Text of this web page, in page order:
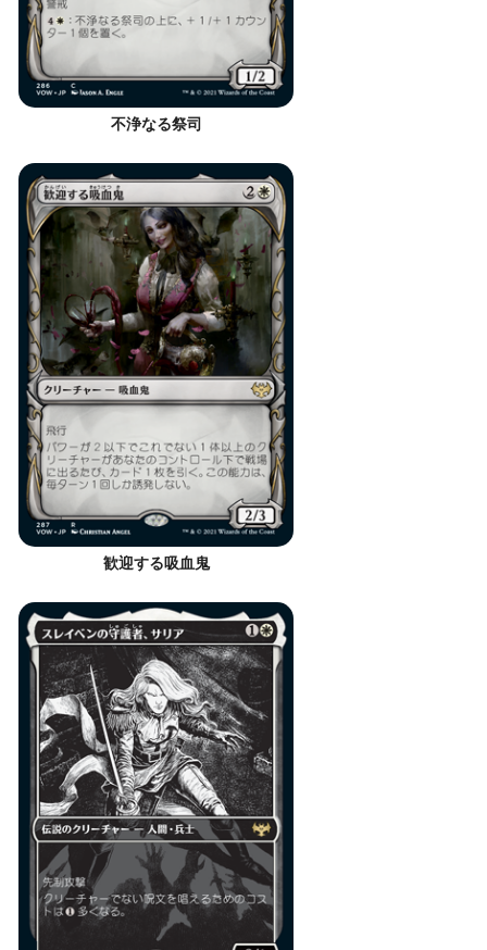
不浄なる祭司
歓迎する吸血鬼